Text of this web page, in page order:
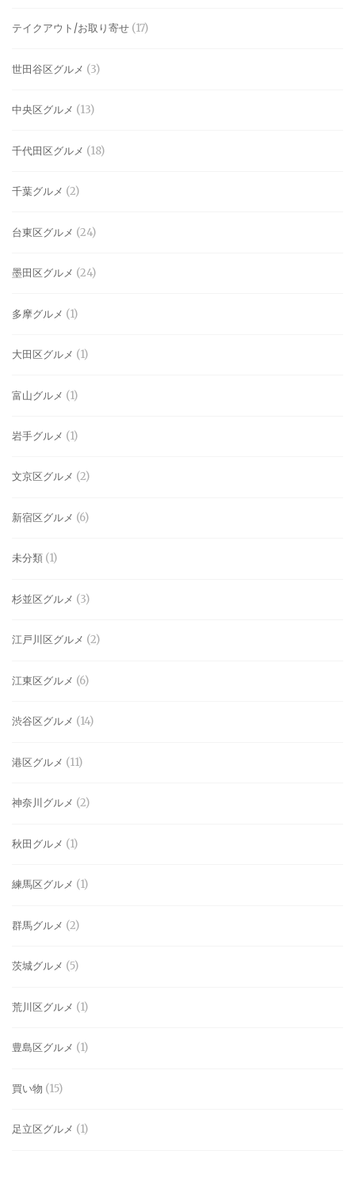
テイクアウト/お取り寄せ (17)
世田谷区グルメ (3)
中央区グルメ (13)
千代田区グルメ (18)
千葉グルメ (2)
台東区グルメ (24)
墨田区グルメ (24)
多摩グルメ (1)
大田区グルメ (1)
富山グルメ (1)
岩手グルメ (1)
文京区グルメ (2)
新宿区グルメ (6)
未分類 (1)
杉並区グルメ (3)
江戸川区グルメ (2)
江東区グルメ (6)
渋谷区グルメ (14)
港区グルメ (11)
神奈川グルメ (2)
秋田グルメ (1)
練馬区グルメ (1)
群馬グルメ (2)
茨城グルメ (5)
荒川区グルメ (1)
豊島区グルメ (1)
買い物 (15)
足立区グルメ (1)